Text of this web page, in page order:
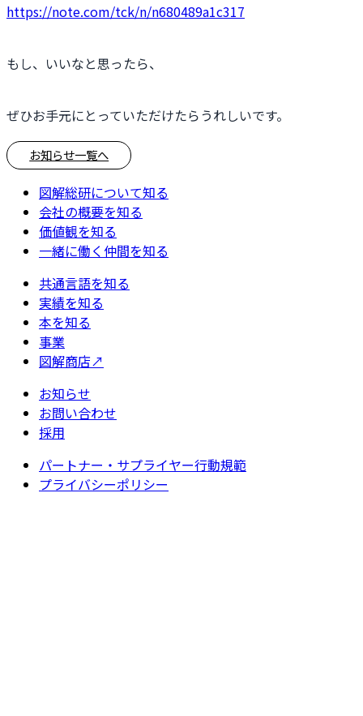
https://note.com/tck/n/n680489a1c317
もし、いいなと思ったら、
ぜひお手元にとっていただけたらうれしいです。
お知らせ一覧へ
図解総研について知る
会社の概要を知る
価値観を知る
一緒に働く仲間を知る
共通言語を知る
実績を知る
本を知る
事業
図解商店↗
お知らせ
お問い合わせ
採用
パートナー・サプライヤー行動規範
プライバシーポリシー